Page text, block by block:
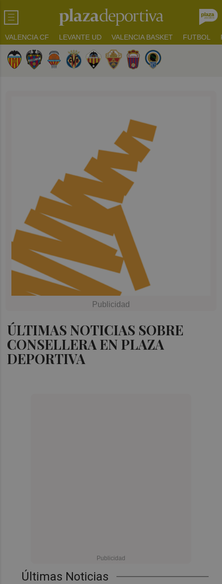
VALENCIA CF LEVANTE UD VALENCIA BASKET FUTBOL
ÚLTIMAS NOTICIAS SOBRE
CONSELLERA EN PLAZA
DEPORTIVA
Últimas Noticias